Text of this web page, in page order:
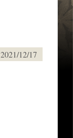
2021/12/17